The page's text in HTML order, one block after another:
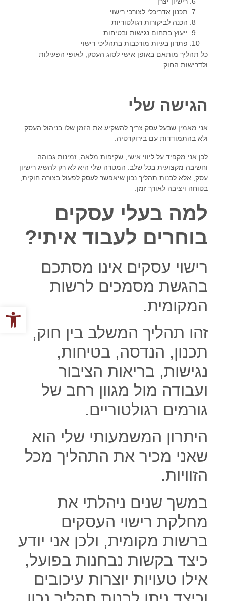
תכנון אדריכלי לצורכי רישוי
הכנה לביקורות רגולטוריות
ייעוץ בתחום נגישות ובטיחות
פתרון בעיות מורכבות בתהליכי רישוי
כל תהליך מותאם באופן אישי לסוג העסק, לאופי הפעילות
ולדרישות החוק.
הגישה שלי
אני מאמין שבעל עסק צריך להשקיע את הזמן שלו בניהול העסק
ולא בהתמודדות עם בירוקרטיה.
לכן אני מקפיד על ליווי אישי, שקיפות מלאה, זמינות גבוהה
וחשיבה מקצועית בכל שלב. המטרה שלי היא לא רק להשיג רישיון
עסק, אלא לבנות תהליך נכון שיאפשר לעסק לפעול בצורה חוקית,
בטוחה ויציבה לאורך זמן
למה בעלי עסקים
בוחרים לעבוד איתי?
רישוי עסקים אינו מסתכם
בהגשת מסמכים לרשות
המקומית.
זהו תהליך המשלב בין חוק,
תכנון, הנדסה, בטיחות,
נגישות, בריאות הציבור
ועבודה מול מגוון רחב של
גורמים רגולטוריים.
היתרון המשמעותי שלי הוא
שאני מכיר את התהליך מכל
הזוויות.
במשך שנים ניהלתי את
מחלקת רישוי העסקים
ברשות מקומית, ולכן אני יודע
כיצד בקשות נבחנות בפועל,
אילו טעויות יוצרות עיכובים
פתח